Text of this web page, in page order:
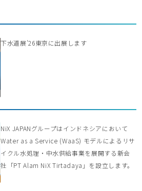
下水道展’26東京に出展します
NiX JAPANグループはインドネシアにおいて
Water as a Service (WaaS) モデルによるリサ
イクル水処理・中水供給事業を展開する新会
社「PT Alam NiX Tirtadaya」を設立します。